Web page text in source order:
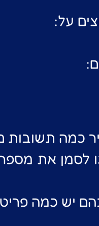
על:
כמה תשובות
את
יש כמה